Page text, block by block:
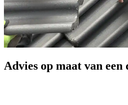
Advies op maat van